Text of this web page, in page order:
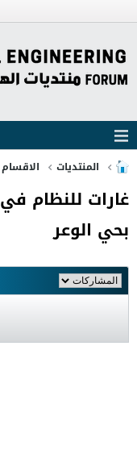
المنتديات
غارات للنظام
بحي الوعر